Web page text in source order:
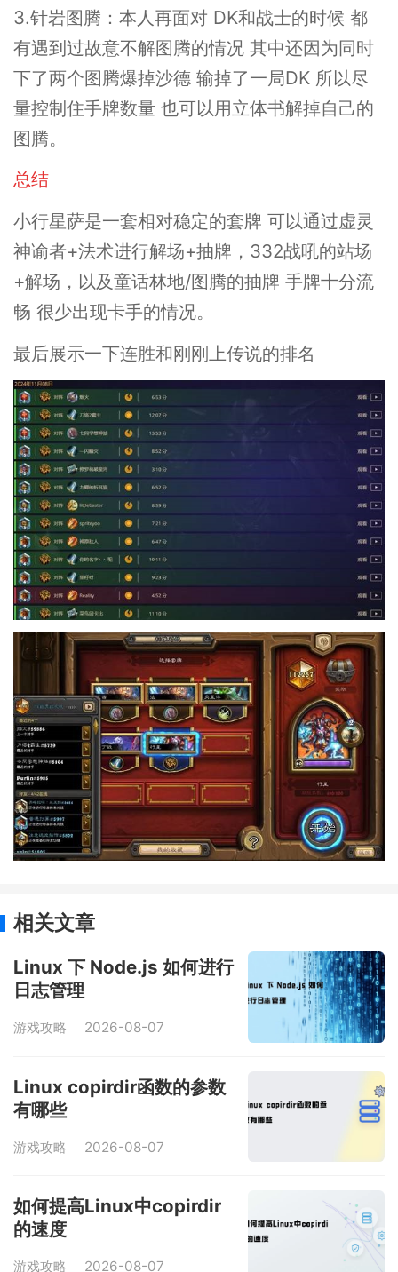
3.针岩图腾：本人再面对 DK和战士的时候 都
有遇到过故意不解图腾的情况 其中还因为同时
下了两个图腾爆掉沙德 输掉了一局DK 所以尽
量控制住手牌数量 也可以用立体书解掉自己的
图腾。
总结
小行星萨是一套相对稳定的套牌 可以通过虚灵
神谕者+法术进行解场+抽牌，332战吼的站场
+解场，以及童话林地/图腾的抽牌 手牌十分流
畅 很少出现卡手的情况。
最后展示一下连胜和刚刚上传说的排名
相关文章
Linux 下 Node.js 如何进行
日志管理
游戏攻略 2026-08-07
Linux copirdir函数的参数
有哪些
游戏攻略 2026-08-07
如何提高Linux中copirdir
的速度
游戏攻略 2026-08-07